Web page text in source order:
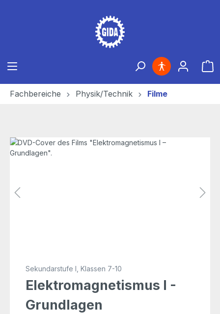
Fachbereiche Physik/Technik Filme
Bildergalerie überspringen
Sekundarstufe I, Klassen 7-10
Elektromagnetismus I -
Grundlagen